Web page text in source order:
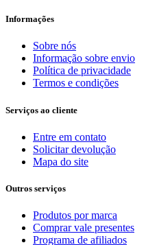
Informações
Sobre nós
Informação sobre envio
Política de privacidade
Termos e condições
Serviços ao cliente
Entre em contato
Solicitar devolução
Mapa do site
Outros serviços
Produtos por marca
Comprar vale presentes
Programa de afiliados